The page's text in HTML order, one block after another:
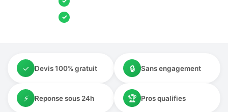
✓
✓ Devis 100% gratuit 🔒 Sans engagement
⚡ Reponse sous 24h 🏆 Pros qualifies